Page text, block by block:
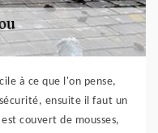
à ce que l'on pense,
ensuite il faut un
couvert de mousses,